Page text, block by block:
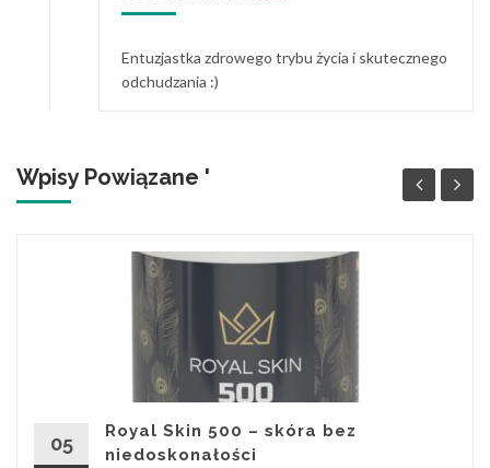
Entuzjastka zdrowego trybu życia i skutecznego
odchudzania :)
Wpisy Powiązane '
05
Royal Skin 500 – skóra bez
niedoskonałości